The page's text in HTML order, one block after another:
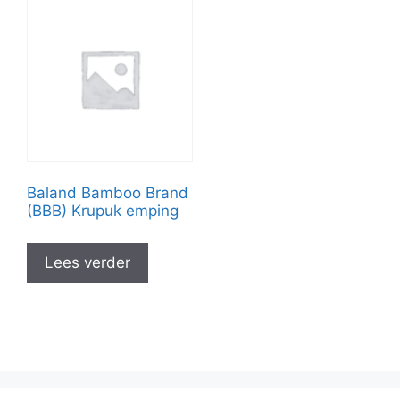
Baland Bamboo Brand
(BBB) Krupuk emping
Lees verder